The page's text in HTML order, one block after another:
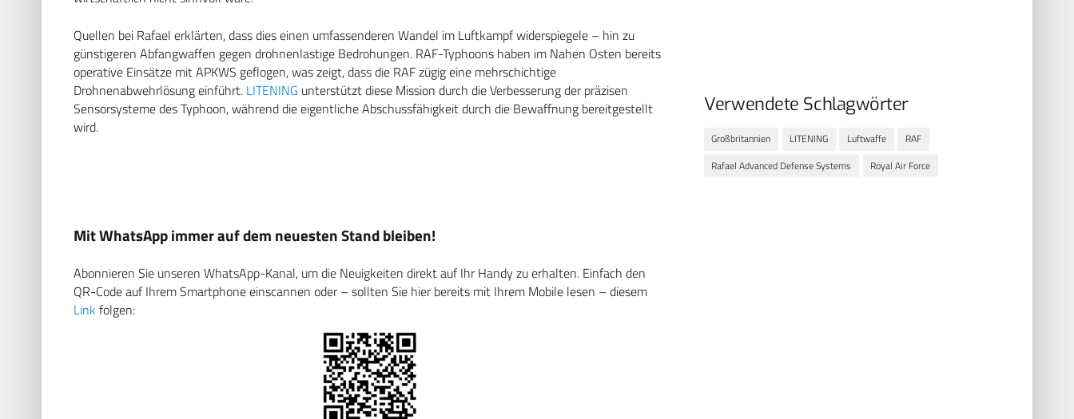
Quellen bei Rafael erklärten, dass dies einen umfassenderen Wandel im Luftkampf widerspiegele – hin zu
günstigeren Abfangwaffen gegen drohnenlastige Bedrohungen. RAF-Typhoons haben im Nahen Osten bereits
operative Einsätze mit APKWS geflogen, was zeigt, dass die RAF zügig eine mehrschichtige
Drohnenabwehrlösung einführt. LITENING unterstützt diese Mission durch die Verbesserung der präzisen
Sensorsysteme des Typhoon, während die eigentliche Abschussfähigkeit durch die Bewaffnung bereitgestellt
wird.
Mit WhatsApp immer auf dem neuesten Stand bleiben!
Abonnieren Sie unseren WhatsApp-Kanal, um die Neuigkeiten direkt auf Ihr Handy zu erhalten. Einfach den
QR-Code auf Ihrem Smartphone einscannen oder – sollten Sie hier bereits mit Ihrem Mobile lesen – diesem
Link folgen:
Verwendete Schlagwörter
Großbritannien LITENING Luftwaffe
RAF
Rafael Advanced Defense Systems
Royal Air Force